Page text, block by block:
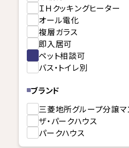
ＩＨクッキングヒーター
オール電化
複層ガラス
即入居可
ペット相談可
バス・トイレ別
ブランド
三菱地所グループ分譲マ
ザ・パークハウス
パークハウス